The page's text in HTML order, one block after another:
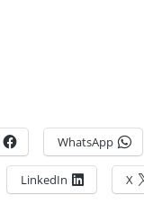
WhatsApp
X
LinkedIn